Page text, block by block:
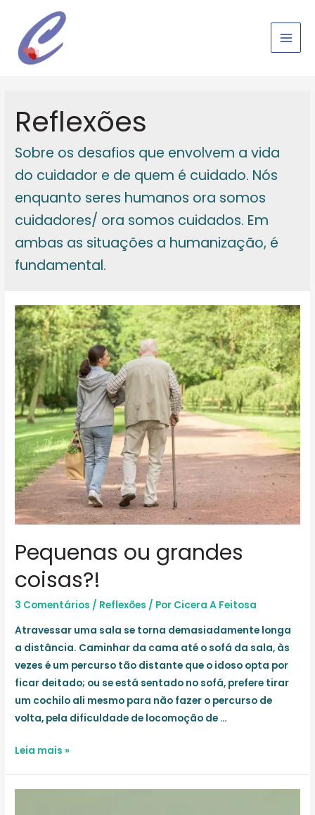
conteúdo
Main
Reflexões
Sobre os desafios que envolvem a vida
do cuidador e de quem é cuidado. Nós
enquanto seres humanos ora somos
cuidadores/ ora somos cuidados. Em
ambas as situações a humanização, é
fundamental.
Pequenas ou grandes
coisas?!
3 Comentários / Reflexões / Por Cicera A Feitosa
Atravessar uma sala se torna demasiadamente longa
a distância. Caminhar da cama até o sofá da sala, às
vezes é um percurso tão distante que o idoso opta por
ficar deitado; ou se está sentado no sofá, prefere tirar
um cochilo ali mesmo para não fazer o percurso de
volta, pela dificuldade de locomoção de …
Pequenas
Leia mais »